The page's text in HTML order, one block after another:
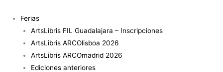
contenido
Ferias
ArtsLibris FIL Guadalajara – Inscripciones
ArtsLibris ARCOlisboa 2026
ArtsLibris ARCOmadrid 2026
Ediciones anteriores